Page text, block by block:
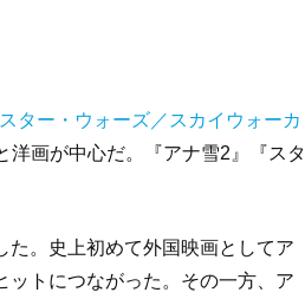
スター・ウォーズ／スカイウォーカ
洋画が中心だ。『アナ雪2』『スタ
た。史上初めて外国映画としてア
ットにつながった。その一方、ア